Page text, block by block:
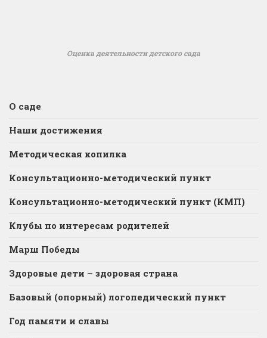
Оценка деятельности детского сада
О саде
Наши достижения
Методическая копилка
Консультационно-методический пункт
Консультационно-методический пункт (КМП)
Клубы по интересам родителей
Марш Победы
Здоровые дети – здоровая страна
Базовый (опорный) логопедический пункт
Год памяти и славы